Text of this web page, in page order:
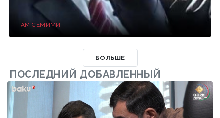
ТАМ СЕМИМИ
БОЛЬШЕ
ПОСЛЕДНИЙ ДОБАВЛЕННЫЙ